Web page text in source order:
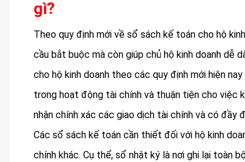
gì?
Theo quy định mới về sổ sách kế toán cho hộ
cầu bắt buộc mà còn giúp chủ hộ kinh doanh dễ
cho hộ kinh doanh theo các quy định mới hiện
trong hoạt động tài chính và thuận tiện cho việc
nhận chính xác các giao dịch tài chính và có đầy
Các sổ sách kế toán cần thiết đối với hộ kinh
chính khác. Cụ thể, sổ nhật ký là nơi ghi lại toàn